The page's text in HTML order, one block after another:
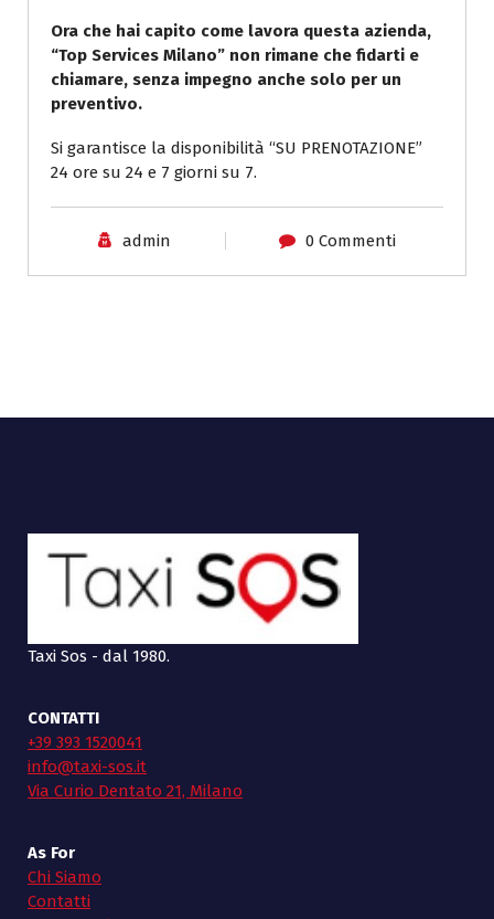
Ora che hai capito come lavora questa azienda,
“Top Services Milano” non rimane che fidarti e
chiamare, senza impegno anche solo per un
preventivo.
Si garantisce la disponibilità “SU PRENOTAZIONE”
24 ore su 24 e 7 giorni su 7.
admin 0 Commenti
Taxi Sos - dal 1980.
CONTATTI
+39 393 1520041
info@taxi-sos.it
Via Curio Dentato 21, Milano
As For
Chi Siamo
Contatti